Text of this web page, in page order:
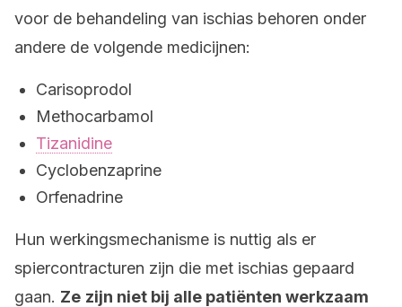
voor de behandeling van ischias behoren onder
andere de volgende medicijnen:
Carisoprodol
Methocarbamol
Tizanidine
Cyclobenzaprine
Orfenadrine
Hun werkingsmechanisme is nuttig als er
spiercontracturen zijn die met ischias gepaard
gaan. Ze zijn niet bij alle patiënten werkzaam